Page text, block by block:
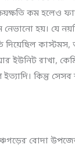
কম হলেও
হয়। যে নয়টি
দিয়েছিল
ইউনিট রাখা,
ইত্যাদি। কিন্তু
বোদা